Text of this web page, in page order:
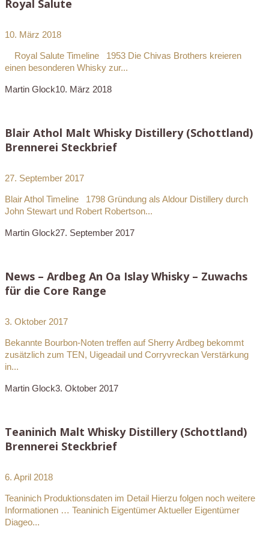
Royal Salute
10. März 2018
Royal Salute Timeline 1953 Die Chivas Brothers kreieren
einen besonderen Whisky zur...
Martin Glock10. März 2018
Blair Athol Malt Whisky Distillery (Schottland)
Brennerei Steckbrief
27. September 2017
Blair Athol Timeline 1798 Gründung als Aldour Distillery durch
John Stewart und Robert Robertson...
Martin Glock27. September 2017
News – Ardbeg An Oa Islay Whisky – Zuwachs
für die Core Range
3. Oktober 2017
Bekannte Bourbon-Noten treffen auf Sherry Ardbeg bekommt
zusätzlich zum TEN, Uigeadail und Corryvreckan Verstärkung
in...
Martin Glock3. Oktober 2017
Teaninich Malt Whisky Distillery (Schottland)
Brennerei Steckbrief
6. April 2018
Teaninich Produktionsdaten im Detail Hierzu folgen noch weitere
Informationen … Teaninich Eigentümer Aktueller Eigentümer
Diageo...